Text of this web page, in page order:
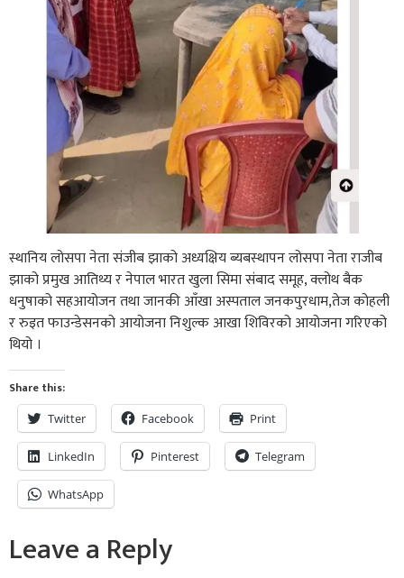
स्थानिय लोसपा नेता संजीब झाको अध्यक्षिय ब्यबस्थापन लोसपा नेता राजीब
झाको प्रमुख आतिथ्य र नेपाल भारत खुला सिमा संबाद समूह, क्लोथ बैक
धनुषाको सहआयोजन तथा जानकी आँखा अस्पताल जनकपुरधाम,तेज कोहली
र रुइत फाउन्डेसनको आयोजना निशुल्क आखा शिविरको आयोजना गरिएको
थियो ।
Share this:
Twitter Facebook Print
LinkedIn Pinterest Telegram
WhatsApp
Leave a Reply